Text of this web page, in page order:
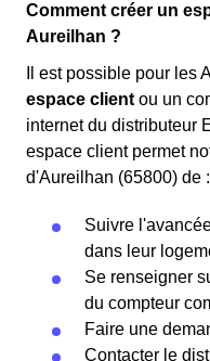
Comment créer un
Aureilhan ?
Il est possible pour les
espace client ou un
internet du distributeur
espace client permet
d'Aureilhan (65800) de :
Suivre
dans leur
Se renseigner
du compteur
Faire une
Contacter le